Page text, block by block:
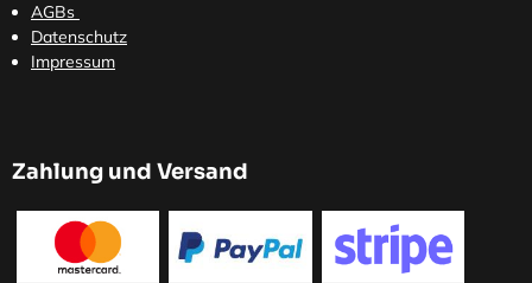
AGBs
Datenschutz
Impressum
Zahlung und Versand